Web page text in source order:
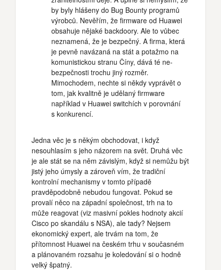
by byly hlášeny do Bug Bounty programů
výrobců. Nevěřím, že firmware od Huawei
obsahuje nějaké backdoory. Ale to vůbec
neznamená, že je bezpečný. A firma, která
je pevně navázaná na stát a potažmo na
komunistickou stranu Číny, dává té ne-
bezpečnosti trochu jiný rozměr.
Mimochodem, nechte si někdy vyprávět o
tom, jak kvalitně je udělaný firmware
například v Huawei switchích v porovnání
s konkurencí.
Jedna věc je s někým obchodovat, i když
nesouhlasím s jeho názorem na svět. Druhá věc
je ale stát se na něm závislým, když si nemůžu být
jistý jeho úmysly a zároveň vím, že tradiční
kontrolní mechanismy v tomto případě
pravděpodobně nebudou fungovat. Pokud se
provalí něco na západní společnost, trh na to
může reagovat (viz masivní pokles hodnoty akcií
Cisco po skandálu s NSA), ale tady? Nejsem
ekonomický expert, ale trvám na tom, že
přítomnost Huawei na českém trhu v současném
a plánovaném rozsahu je koledování si o hodně
velký špatný.